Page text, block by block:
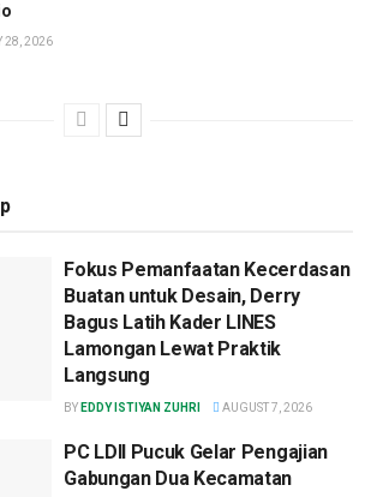
28, 2026
Fokus Pemanfaatan Kecerdasan
Buatan untuk Desain, Derry
Bagus Latih Kader LINES
Lamongan Lewat Praktik
Langsung
BY EDDY ISTIYAN ZUHRI AUGUST 7, 2026
PC LDII Pucuk Gelar Pengajian
Gabungan Dua Kecamatan